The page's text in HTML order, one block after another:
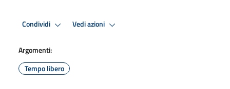
Condividi Vedi azioni
Argomenti:
Tempo libero